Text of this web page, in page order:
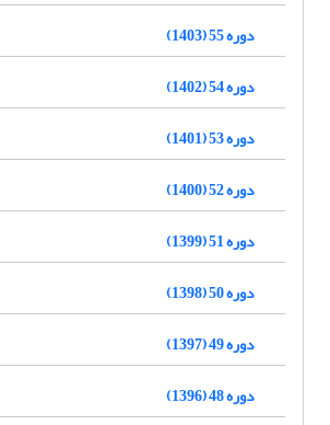
دوره 55 (1403)
دوره 54 (1402)
دوره 53 (1401)
دوره 52 (1400)
دوره 51 (1399)
دوره 50 (1398)
دوره 49 (1397)
دوره 48 (1396)